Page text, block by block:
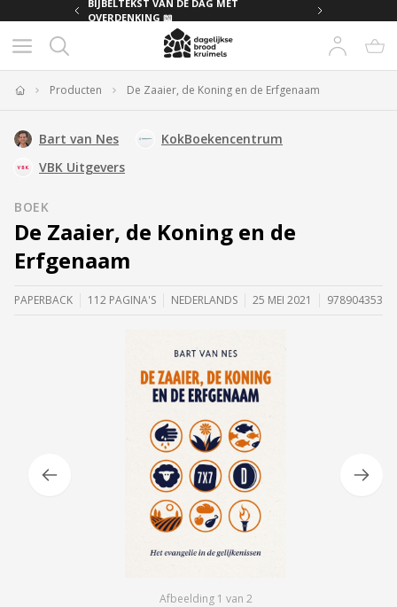
BIJBELTEKST VAN DE DAG MET
OVERDENKING 📖
Producten De Zaaier, de Koning en de Erfgenaam
Bart van Nes
KokBoekencentrum
VBK Uitgevers
BOEK
De Zaaier, de Koning en de
Erfgenaam
PAPERBACK 112 PAGINA'S NEDERLANDS 25 MEI 2021
Afbeelding 1 van 2